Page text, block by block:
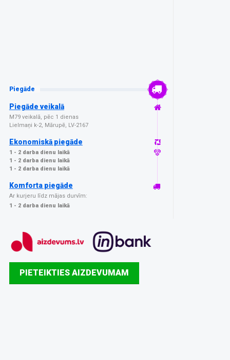
Piegāde
Piegāde veikalā
M79 veikalā, pēc 1 dienas
Lielmaņi k-2, Mārupē, LV-2167
Ekonomiskā piegāde
1 - 2 darba dienu laikā
1 - 2 darba dienu laikā
1 - 2 darba dienu laikā
Komforta piegāde
Ar kurjeru līdz mājas durvīm:
1 - 2 darba dienu laikā
PIETEIKTIES AIZDEVUMAM